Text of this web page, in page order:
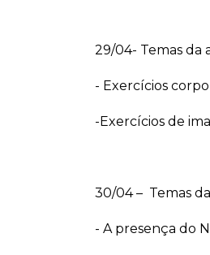
29/04- Temas da
- Exercícios
-Exercícios de
30/04 – Temas
- A presença do